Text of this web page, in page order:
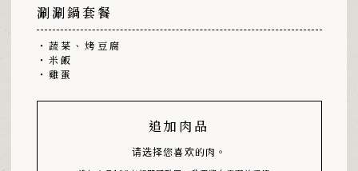
涮涮鍋套餐
・蔬菜、烤豆腐
・米飯
・雞蛋
追加肉品
请选择您喜欢的肉。